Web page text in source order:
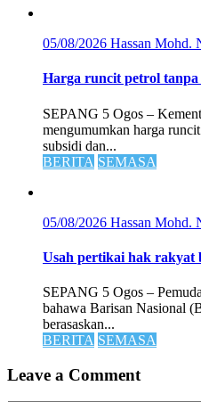
05/08/2026 Hassan Mohd.
Harga runcit petrol
SEPANG 5 Ogos –
mengumumkan harga
subsidi dan...
BERITA SEMASA
05/08/2026 Hassan Mohd.
Usah pertikai hak rakyat
SEPANG 5 Ogos –
bahawa Barisan Nasional
berasaskan...
BERITA SEMASA
Leave a Comment